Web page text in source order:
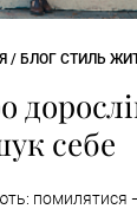
/ БЛОГ СТИЛЬ
себе